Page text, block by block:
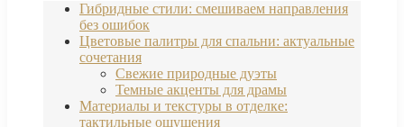
Гибридные стили: смешиваем направления
без ошибок
Цветовые палитры для спальни: актуальные
сочетания
Свежие природные дуэты
Темные акценты для драмы
Материалы и текстуры в отделке:
тактильные ощущения